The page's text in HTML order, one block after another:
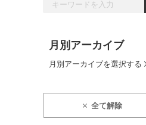
月別アーカイブ
月別アーカイブを選択する
全て解除